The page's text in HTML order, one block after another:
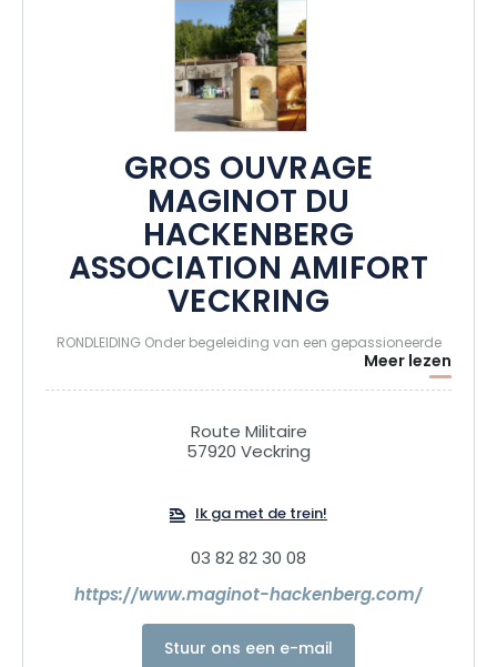
GROS OUVRAGE
MAGINOT DU
HACKENBERG
ASSOCIATION AMIFORT
VECKRING
RONDLEIDING Onder begeleiding van een gepassioneerde
gids ontdekt u het meest formidabele vestingwerk van de
20e eeuw. Terwijl u door de kazerne, de keukens, de
elektrische fabriek, het munitiedepot en het
bewapeningsmuseum loopt, leert u over het leven van de
Aan boord van de trein uit die tijd bereikt u de
gevechtsblokken om de krachtige geschutskoepels en
Meer lezen
Route Militaire
57920 Veckring
Ik ga met de trein!
03 82 82 30 08
https://www.maginot-hackenberg.com/
Stuur ons een e-mail